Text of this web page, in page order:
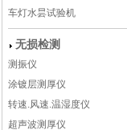
车灯水昙试验机
无损检测
测振仪
涂镀层测厚仪
转速.风速.温湿度仪
超声波测厚仪